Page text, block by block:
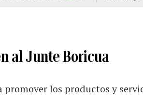
al Junte Boricua
los productos y